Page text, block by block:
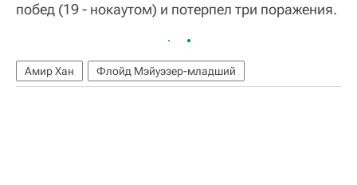
побед (19 - нокаутом) и потерпел три поражения.
Амир Хан Флойд Мэйуэзер-младший